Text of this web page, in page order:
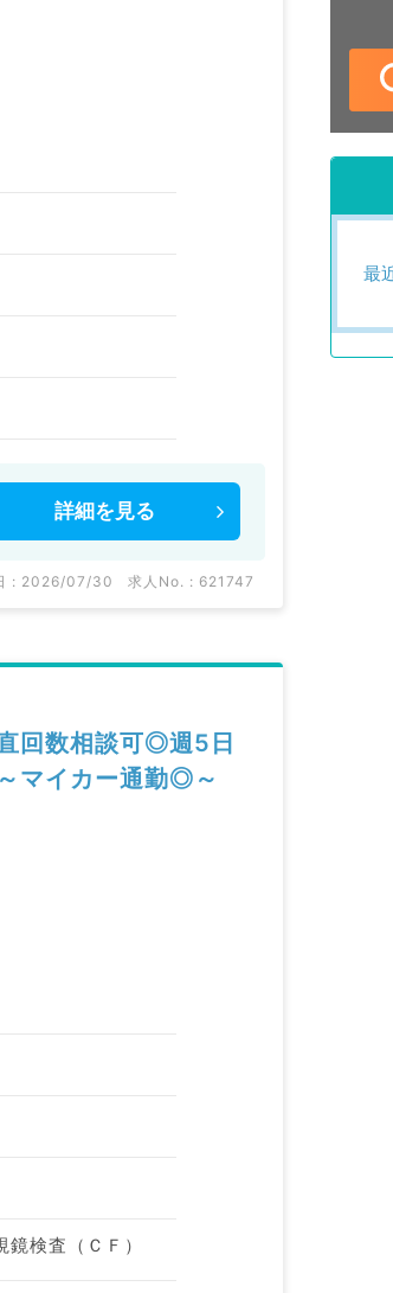
詳細を 見る
: 2026/07/30 求人No. : 621747
回数相談可◎週5日
マイカー通勤◎～
検査（ＣＦ）
最